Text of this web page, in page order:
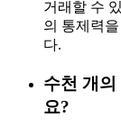
거래할 수
의 통제력
다.
수천 개
요?